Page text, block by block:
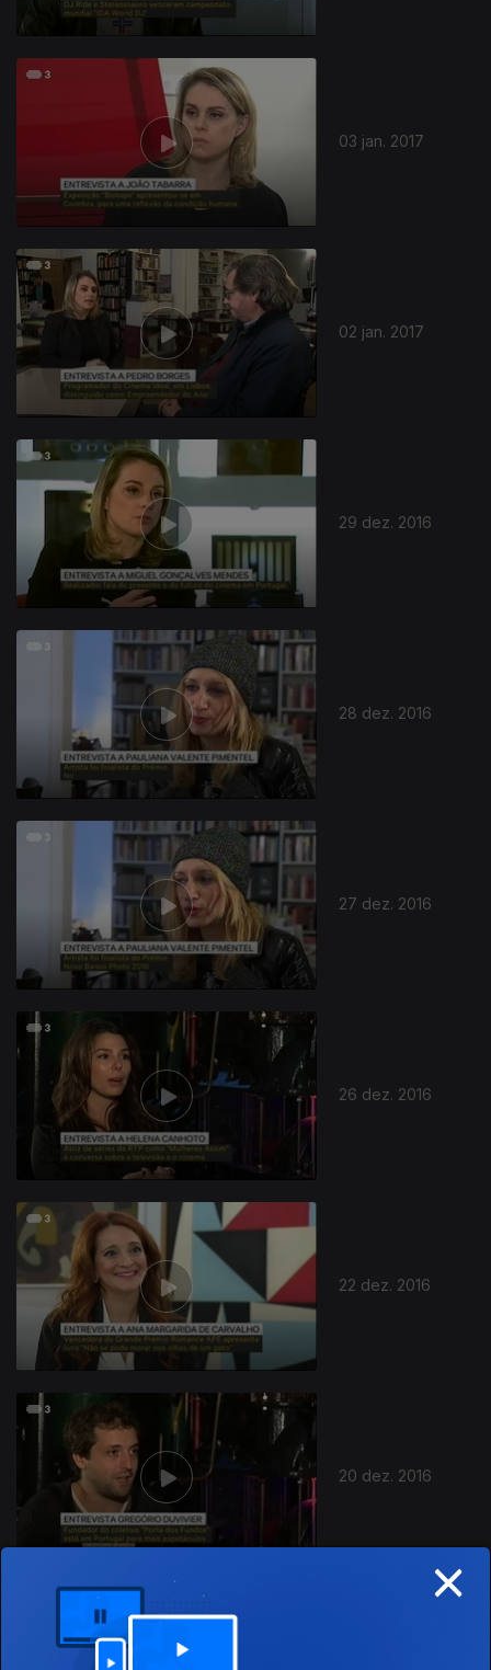
03 jan. 2017
02 jan. 2017
29 dez. 2016
28 dez. 2016
27 dez. 2016
26 dez. 2016
265803
22 dez. 2016
20 dez. 2016
×